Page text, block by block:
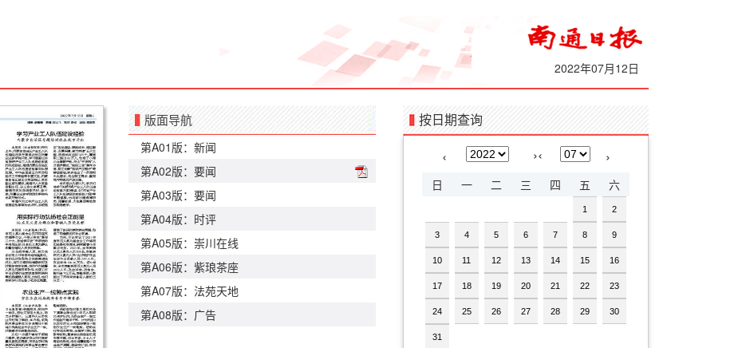
2022年07月12日
版面导航
第A01版：新闻
第A02版：要闻
第A03版：要闻
第A04版：时评
第A05版：崇川在线
第A06版：紫琅茶座
第A07版：法苑天地
第A08版：广告
按日期查询
‹ ›‹ ›
日 一 二 三 四 五 六
1 2
3 4 5 6 7 8 9
10 11 12 13 14 15 16
17 18 19 20 21 22 23
24 25 26 27 28 29 30
31